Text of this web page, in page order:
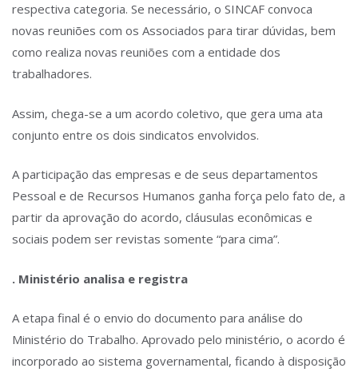
respectiva categoria. Se necessário, o SINCAF convoca
novas reuniões com os Associados para tirar dúvidas, bem
como realiza novas reuniões com a entidade dos
trabalhadores.
Assim, chega-se a um acordo coletivo, que gera uma ata
conjunto entre os dois sindicatos envolvidos.
A participação das empresas e de seus departamentos
Pessoal e de Recursos Humanos ganha força pelo fato de, a
partir da aprovação do acordo, cláusulas econômicas e
sociais podem ser revistas somente “para cima”.
. Ministério analisa e registra
A etapa final é o envio do documento para análise do
Ministério do Trabalho. Aprovado pelo ministério, o acordo é
incorporado ao sistema governamental, ficando à disposição